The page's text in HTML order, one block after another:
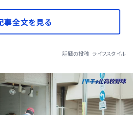
事全文を見る
話題の投稿 ライフスタイル